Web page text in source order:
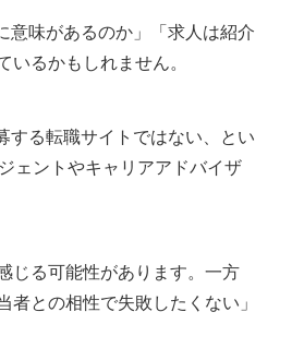
意味があるのか」「求人は紹介
るかもしれません。
する転職サイトではない、とい
ェントやキャリアアドバイザ
じる可能性があります。一方
との相性で失敗したくない」